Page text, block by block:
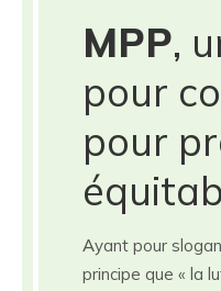
MPP,
pour
pour
Ayant pour
principe que « la